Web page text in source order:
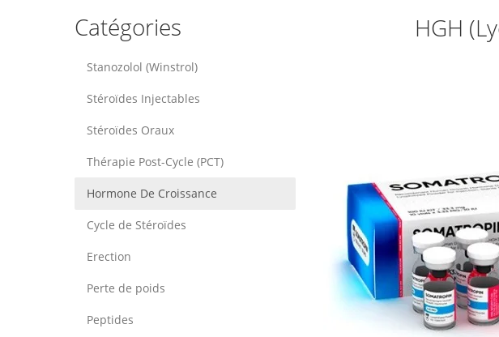
Catégories
Stanozolol (Winstrol)
Stéroïdes Injectables
Stéroïdes Oraux
Thérapie Post-Cycle (PCT)
Hormone De Croissance
Cycle de Stéroïdes
Erection
Perte de poids
Peptides
HGH